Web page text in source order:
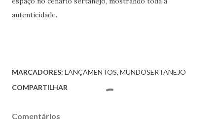
autenticidade.
MARCADORES: LANÇAMENTOS MUNDOSERTANEJO
COMPARTILHAR
Comentários